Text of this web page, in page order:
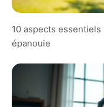
10 aspects
épanouie